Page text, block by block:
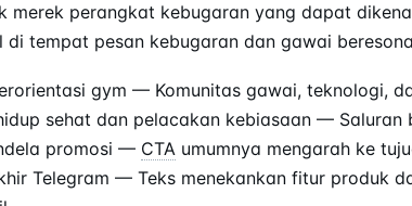
merek perangkat kebugaran yang dapat
tempat pesan kebugaran dan gawai
gym — Komunitas gawai, teknologi,
sehat dan pelacakan kebiasaan — Saluran
promosi — CTA umumnya mengarah ke
Telegram — Teks menekankan fitur produk